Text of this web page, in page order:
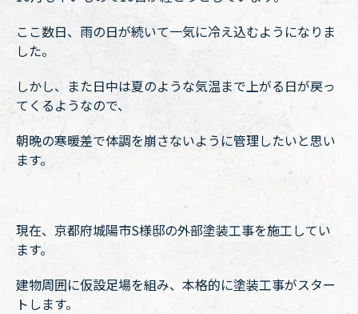
ここ数日、雨の日が続いて一気に冷え込むようになりま
した。
しかし、また日中は夏のような気温まで上がる日が戻っ
てくるようなので、
朝晩の寒暖差で体調を崩さないように管理したいと思い
ます。
現在、京都府城陽市S様邸の外部塗装工事を施工してい
ます。
建物周囲に仮設足場を組み、本格的に塗装工事がスター
トします。